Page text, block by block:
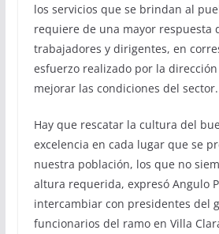
los servicios que se brindan al
requiere de una mayor respuesta
trabajadores y dirigentes, en
esfuerzo realizado por la
mejorar las condiciones del sector.
Hay que rescatar la cultura del
excelencia en cada lugar que se
nuestra población, los que no
altura requerida, expresó Angulo
intercambiar con presidentes del
funcionarios del ramo en Villa